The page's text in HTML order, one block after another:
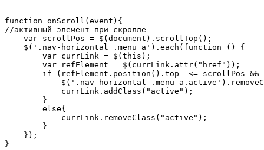
function onScroll(event){
//активный элемент при скролле
    var scrollPos = $(document).scrollTop();
    $('.nav-horizontal .menu a').each(function () {
        var currLink = $(this);
        var refElement = $(currLink.attr("href"));
if (refElement.position().top  <= scrollPos
$('.nav-horizontal .menu
            currLink.addClass("active");
        }
        else{
            currLink.removeClass("active");
        }
    });
}